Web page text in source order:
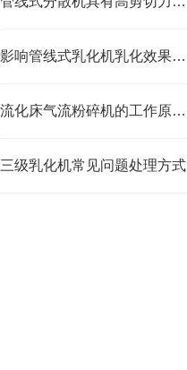
影响管线式乳化机乳化效果的因素
流化床气流粉碎机的工作原理及特点
三级乳化机常见问题处理方式